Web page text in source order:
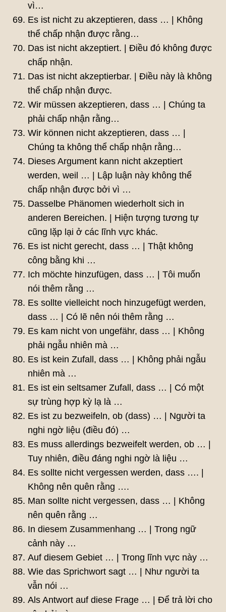
vì…
Es ist nicht zu akzeptieren, dass … | Không
thể chấp nhận được rằng…
Das ist nicht akzeptiert. | Điều đó không được
chấp nhận.
Das ist nicht akzeptierbar. | Điều này là không
thể chấp nhận được.
Wir müssen akzeptieren, dass … | Chúng ta
phải chấp nhận rằng…
Wir können nicht akzeptieren, dass … |
Chúng ta không thể chấp nhận rằng…
Dieses Argument kann nicht akzeptiert
werden, weil … | Lập luận này không thể
chấp nhận được bởi vì …
Dasselbe Phänomen wiederholt sich in
anderen Bereichen. | Hiện tượng tương tự
cũng lặp lại ở các lĩnh vực khác.
Es ist nicht gerecht, dass … | Thật không
công bằng khi …
Ich möchte hinzufügen, dass … | Tôi muốn
nói thêm rằng …
Es sollte vielleicht noch hinzugefügt werden,
dass … | Có lẽ nên nói thêm rằng …
Es kam nicht von ungefähr, dass … | Không
phải ngẫu nhiên mà …
Es ist kein Zufall, dass … | Không phải ngẫu
nhiên mà …
Es ist ein seltsamer Zufall, dass … | Có một
sự trùng hợp kỳ lạ là …
Es ist zu bezweifeln, ob (dass) … | Người ta
nghi ngờ liệu (điều đó) …
Es muss allerdings bezweifelt werden, ob … |
Tuy nhiên, điều đáng nghi ngờ là liệu …
Es sollte nicht vergessen werden, dass …. |
Không nên quên rằng ….
Man sollte nicht vergessen, dass … | Không
nên quên rằng …
In diesem Zusammenhang … | Trong ngữ
cảnh này …
Auf diesem Gebiet … | Trong lĩnh vực này …
Wie das Sprichwort sagt … | Như người ta
vẫn nói …
Als Antwort auf diese Frage … | Để trả lời cho